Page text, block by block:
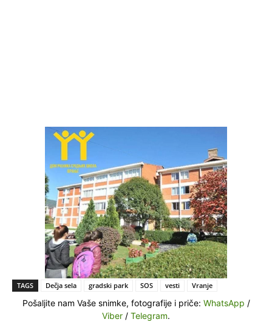
TAGS Dečja sela gradski park SOS vesti Vranje
Pošaljite nam Vaše snimke, fotografije i priče: WhatsApp /
Viber / Telegram.